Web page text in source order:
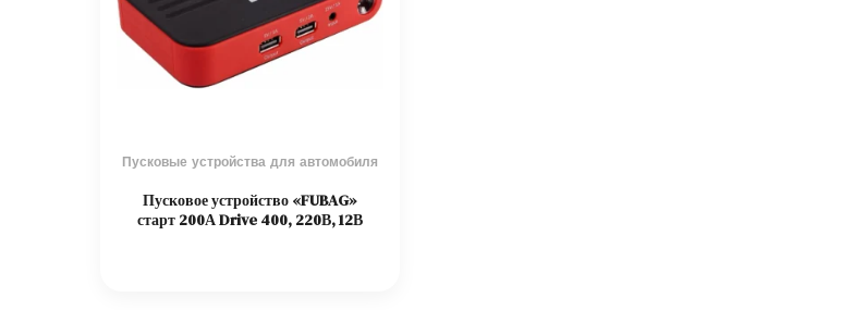
Пусковые устройства для автомобиля
Пусковое устройство «FUBAG»
старт 200А Drive 400, 220В, 12В